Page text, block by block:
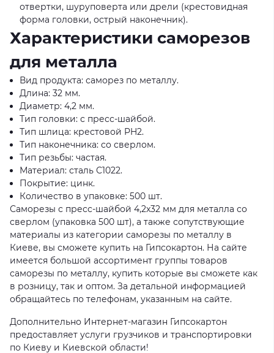
отвертки, шуруповерта или дрели (крестовидная
форма головки, острый наконечник).
Характеристики саморезов
для металла
Вид продукта: саморез по металлу.
Длина: 32 мм.
Диаметр: 4,2 мм.
Тип головки: с пресс-шайбой.
Тип шлица: крестовой PH2.
Тип наконечника: со сверлом.
Тип резьбы: частая.
Материал: сталь С1022.
Покрытие: цинк.
Количество в упаковке: 500 шт.
Саморезы с пресс-шайбой 4,2x32 мм для металла со
сверлом (упаковка 500 шт), а также сопутствующие
материалы из категории саморезы по металлу в
Киеве, вы сможете купить на Гипсокартон. На сайте
имеется большой ассортимент группы товаров
саморезы по металлу, купить которые вы сможете как
в розницу, так и оптом. За детальной информацией
обращайтесь по телефонам, указанным на сайте.
Дополнительно Интернет-магазин Гипсокартон
предоставляет услуги грузчиков и транспортировки
по Киеву и Киевской области!